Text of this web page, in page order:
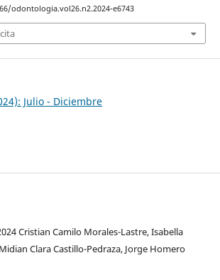
odontologia.vol26.n2.2024-e6743
Julio - Diciembre
Cristian Camilo Morales-Lastre, Isabella
Clara Castillo-Pedraza, Jorge Homero